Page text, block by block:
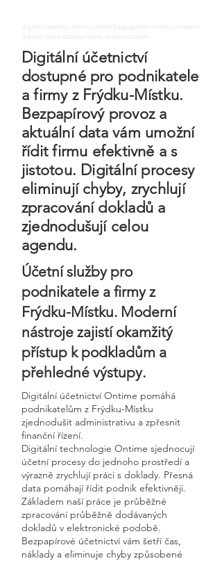
digitalni uctnictvi, online uctnictvi, bezpapirove uctnictvi, moderni
digitalni firma, uctarna online, ontime uctovani
Digitální účetnictví
dostupné pro podnikatele
a firmy z Frýdku-Místku.
Bezpapírový provoz a
aktuální data vám umožní
řídit firmu efektivně a s
jistotou. Digitální procesy
eliminují chyby, zrychlují
zpracování dokladů a
zjednodušují celou
agendu.
Účetní služby pro
podnikatele a firmy z
Frýdku-Místku. Moderní
nástroje zajistí okamžitý
přístup k podkladům a
přehledné výstupy.
Digitální účetnictví Ontime pomáhá
podnikatelům z Frýdku-Místku
zjednodušit administrativu a zpřesnit
finanční řízení.
Digitální technologie Ontime sjednocují
účetní procesy do jednoho prostředí a
výrazně zrychlují práci s doklady. Přesná
data pomáhají řídit podnik efektivněji.
Základem naší práce je průběžné
zpracování průběžně dodávaných
dokladů v elektronické podobě.
Bezpapírové účetnictví vám šetří čas,
náklady a eliminuje chyby způsobené